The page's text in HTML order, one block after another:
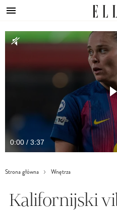
0:00 / 3:37
Strona główna Wnętrza
Kalifornijski